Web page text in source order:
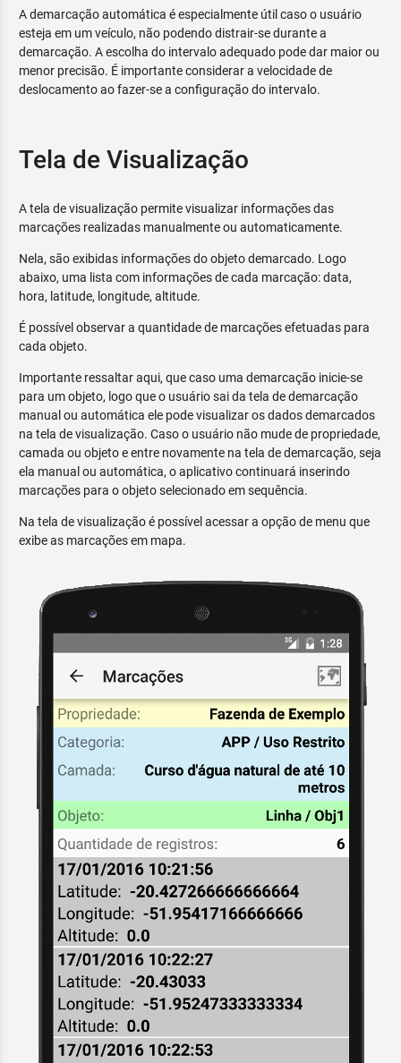
A demarcação automática é especialmente útil caso o usuário
esteja em um veículo, não podendo distrair-se durante a
demarcação. A escolha do intervalo adequado pode dar maior ou
menor precisão. É importante considerar a velocidade de
deslocamento ao fazer-se a configuração do intervalo.
Tela de Visualização
A tela de visualização permite visualizar informações das
marcações realizadas manualmente ou automaticamente.
Nela, são exibidas informações do objeto demarcado. Logo
abaixo, uma lista com informações de cada marcação: data,
hora, latitude, longitude, altitude.
É possível observar a quantidade de marcações efetuadas para
cada objeto.
Importante ressaltar aqui, que caso uma demarcação inicie-se
para um objeto, logo que o usuário sai da tela de demarcação
manual ou automática ele pode visualizar os dados demarcados
na tela de visualização. Caso o usuário não mude de propriedade,
camada ou objeto e entre novamente na tela de demarcação, seja
ela manual ou automática, o aplicativo continuará inserindo
marcações para o objeto selecionado em sequência.
Na tela de visualização é possível acessar a opção de menu que
exibe as marcações em mapa.